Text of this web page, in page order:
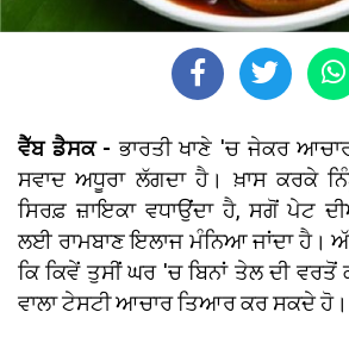
ਵੈੱਬ ਡੈਸਕ -ਭਾਰਤੀ ਖਾਣੇ 'ਚ ਜੇਕਰ
ਸਵਾਦ ਅਧੂਰਾ ਲੱਗਦਾ ਹੈ। ਖ਼ਾਸ ਕਰਕੇ
ਸਿਰਫ਼ ਜ਼ਾਇਕਾ ਵਧਾਉਂਦਾ ਹੈ, ਸਗੋਂ ਪੇਟ
ਲਈ ਰਾਮਬਾਣ ਇਲਾਜ ਮੰਨਿਆ ਜਾਂਦਾ ਹੈ।
ਕਿ ਕਿਵੇਂ ਤੁਸੀਂ ਘਰ 'ਚ ਬਿਨਾਂ ਤੇਲ ਦੀ ਵਰਤੋਂ
ਵਾਲਾ ਟੇਸਟੀ ਆਚਾਰ ਤਿਆਰ ਕਰ ਸਕਦੇ ਹੋ।